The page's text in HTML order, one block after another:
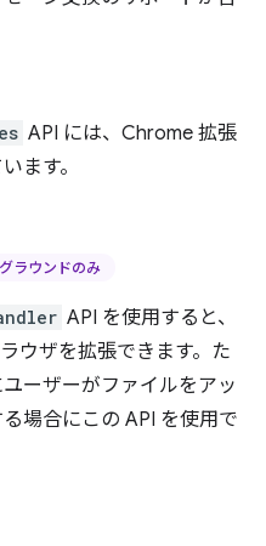
API には、Chrome 拡張
ます。
ラウンドのみ
API を使用すると、
ウザを拡張できます。た
ーザーがファイルをアッ
場合にこの API を使用で